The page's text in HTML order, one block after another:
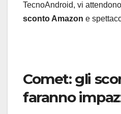
TecnoAndroid, vi
sconto Amazon e
Comet: gli
faranno